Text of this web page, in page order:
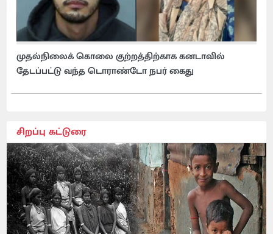
முதல்நிலைக் கொலை குற்றத்திற்காக கனடாவில்
தேடப்பட்டு வந்த டொராண்டோ நபர் கைது
சிறப்பு கட்டுரை